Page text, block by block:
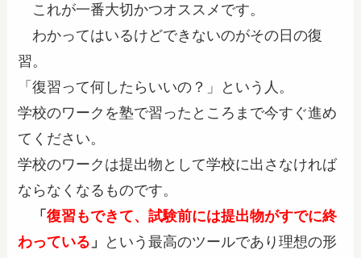
これが一番大切かつオススメです。
わかってはいるけどできないのがその日の復
習。
「復習って何したらいいの？」という人。
学校のワークを塾で習ったところまで今すぐ進め
てください。
学校のワークは提出物として学校に出さなければ
ならなくなるものです。
「復習もできて、試験前には提出物がすでに終
わっている 」
という最高のツールであり理想の形